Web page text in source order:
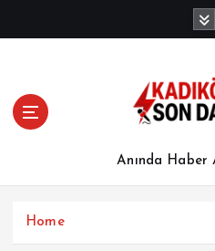
Anında Haber
Home